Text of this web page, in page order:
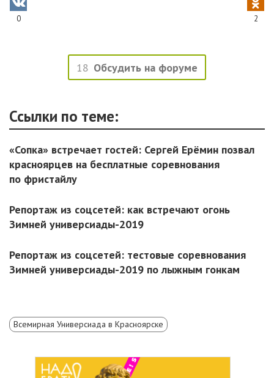
0 2
18 Обсудить на форуме
Ссылки по теме:
«Сопка» встречает гостей: Сергей Ерёмин позвал
красноярцев на бесплатные соревнования
по фристайлу
Репортаж из соцсетей: как встречают огонь
Зимней универсиады-2019
Репортаж из соцсетей: тестовые соревнования
Зимней универсиады-2019 по лыжным гонкам
Всемирная Универсиада в Красноярске